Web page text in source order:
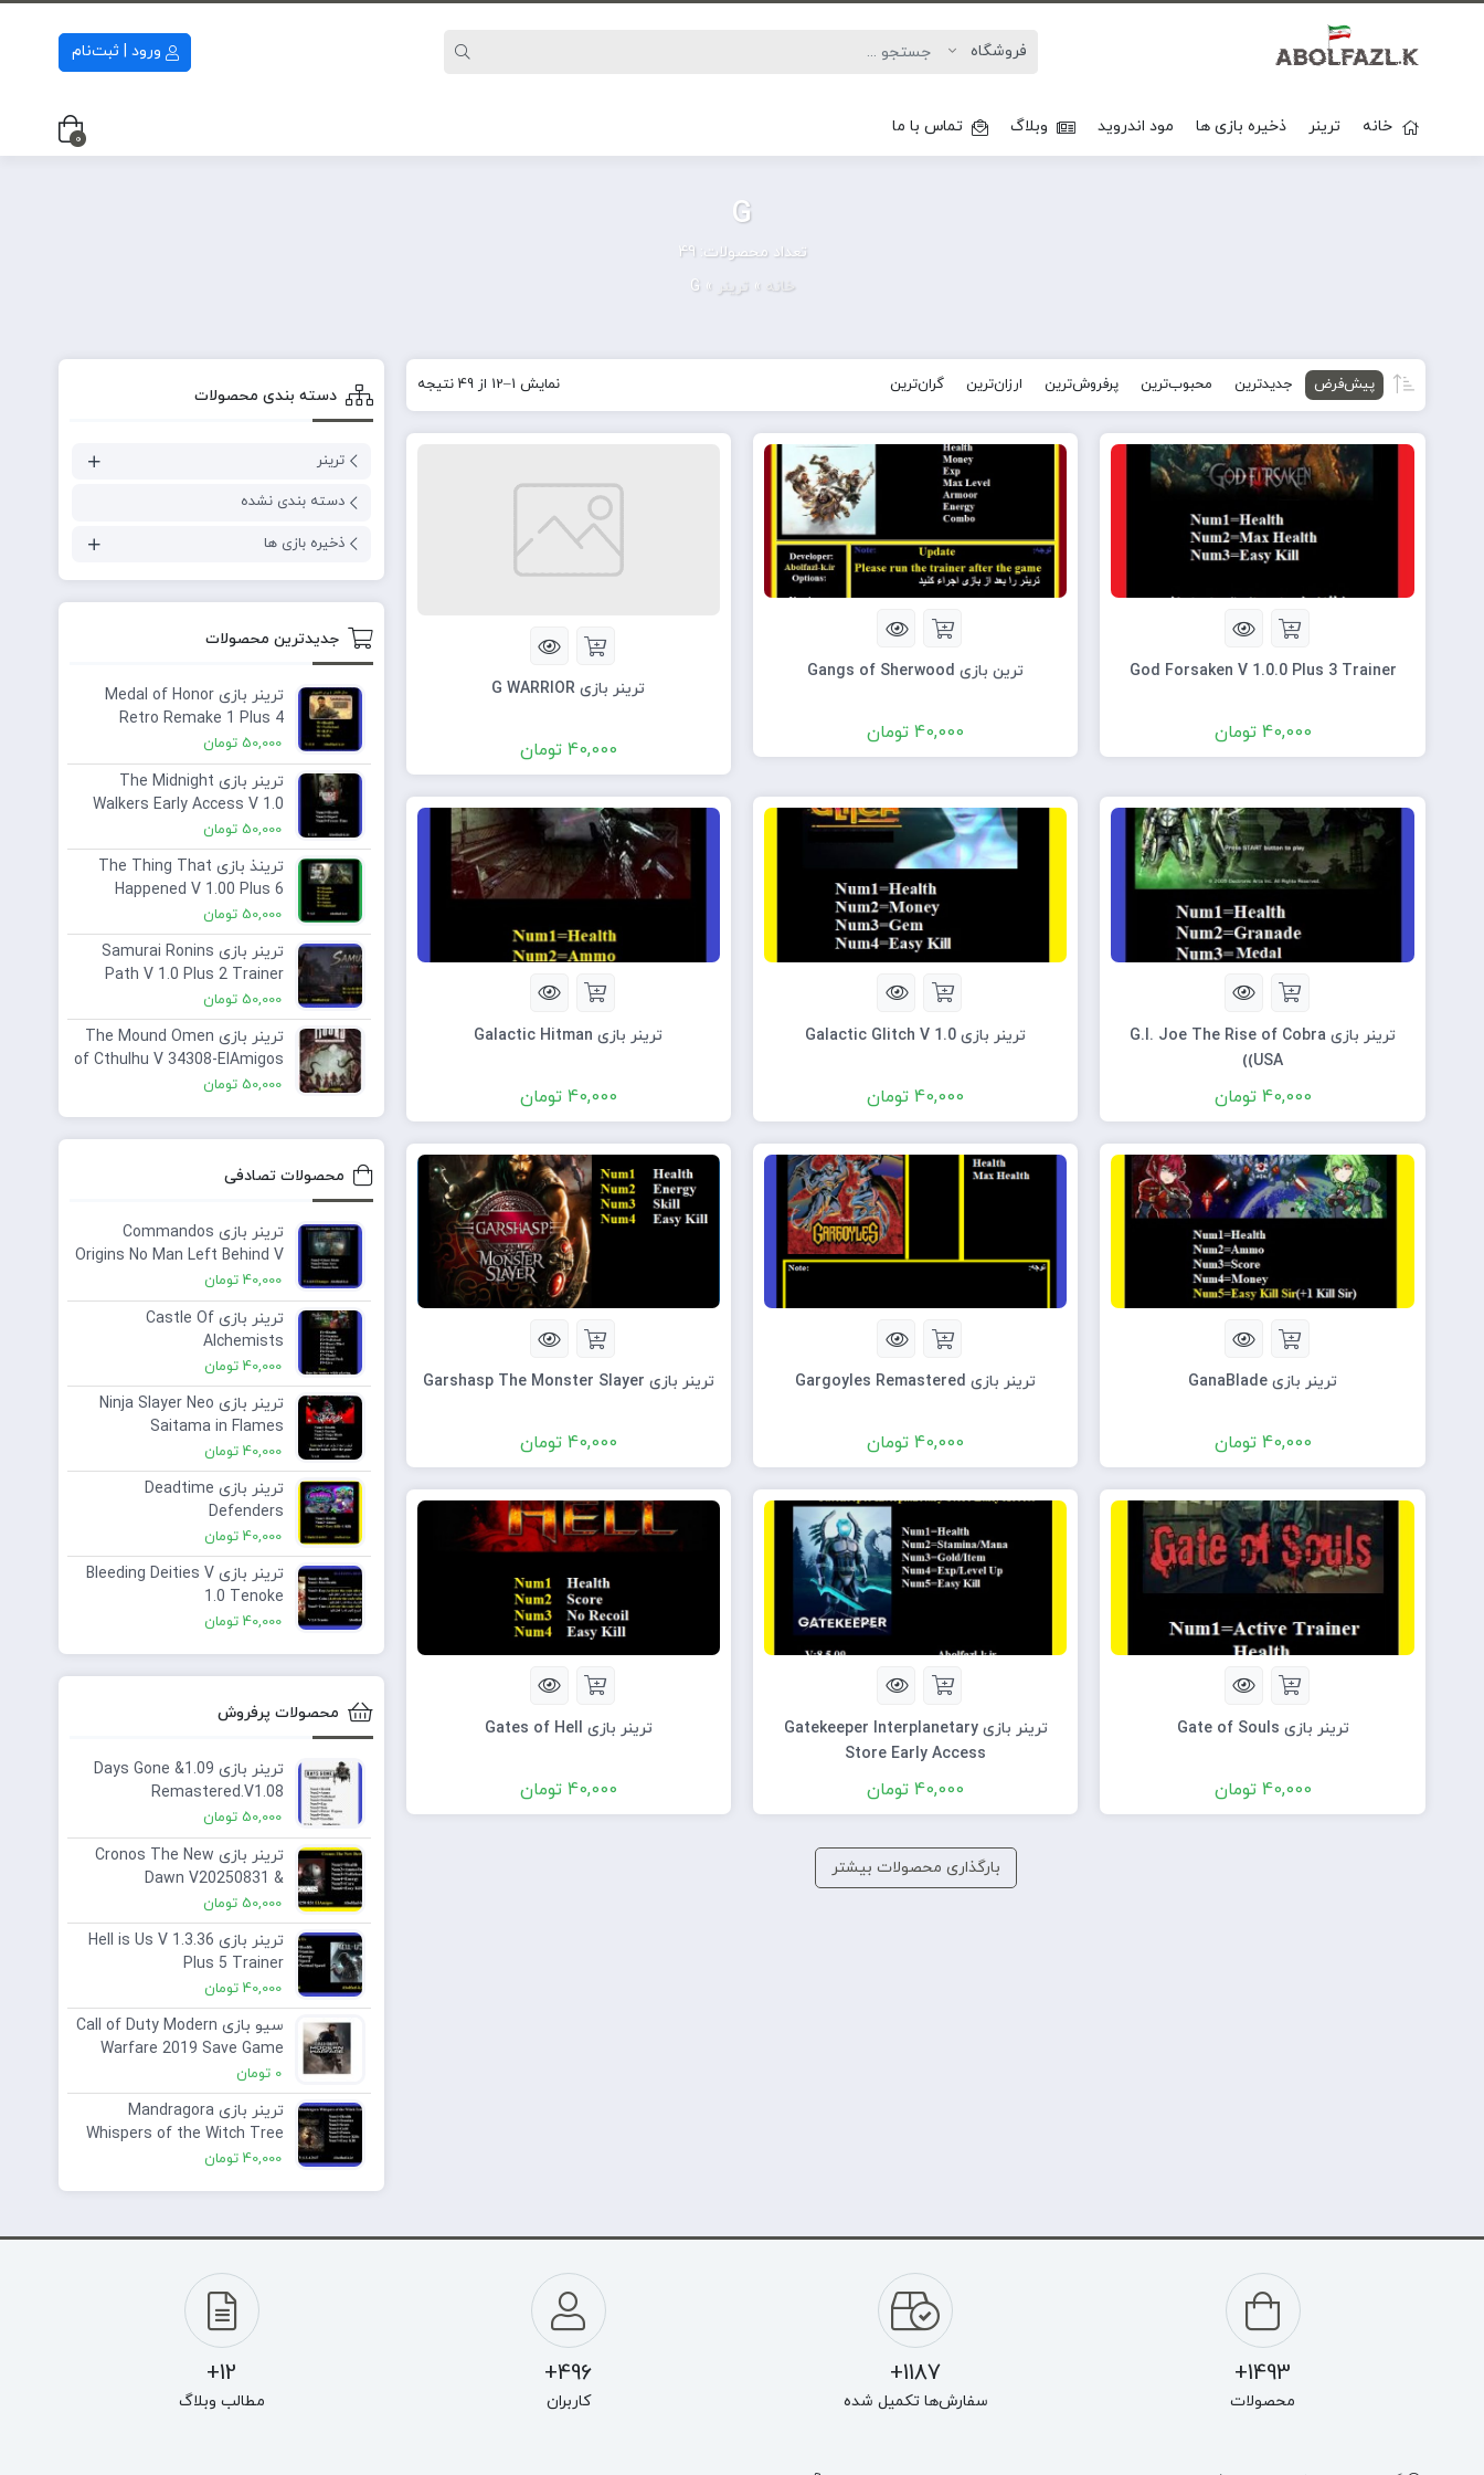
ورود | ثبت‌نام
خانه ترینر ذخیره بازی ها مود اندروید وبلاگ تماس با ما
0
G
تعداد محصولات: 49
خانه »ترینر »
G
پیش‌فرض جدیدترین محبوب‌ترین پرفروش‌ترین ارزان‌ترین گران‌ترین نمایش 1–12 از 49 نتیجه
God Forsaken V 1.0.0 Plus 3 Trainer
40,000 تومان
ترین بازی Gangs of Sherwood
40,000 تومان
ترینر بازی G WARRIOR
40,000 تومان
ترینر بازی G.I. Joe The Rise of Cobra
(USA)
40,000 تومان
ترینر بازی Galactic Glitch V 1.0
40,000 تومان
ترینر بازی Galactic Hitman
40,000 تومان
ترینر بازی GanaBlade
40,000 تومان
ترینر بازی Gargoyles Remastered
40,000 تومان
ترینر بازی Garshasp The Monster Slayer
40,000 تومان
ترینر بازی Gate of Souls
40,000 تومان
ترینر بازی Gatekeeper Interplanetary
Store Early Access
40,000 تومان
ترینر بازی Gates of Hell
40,000 تومان
بارگذاری محصولات بیشتر
دسته‌ بندی محصولات
ترینر
دسته بندی نشده
ذخیره بازی ها
جدیدترین محصولات
ترینر بازی Medal of Honor
Retro Remake 1 Plus 4
Trainer Save Game
50,000 تومان
ترینر بازی The Midnight
Walkers Early Access V 1.0
Plus 3 Trainer
50,000 تومان
ترینذ بازی The Thing That
Happened V 1.00 Plus 6
Trainer
50,000 تومان
ترینر بازی Samurai Ronins
Path V 1.0 Plus 2 Trainer
50,000 تومان
ترینر بازی The Mound Omen
of Cthulhu V 34308-ElAmigos
Plus 2 Trainer
50,000 تومان
محصولات تصادفی
ترینر بازی Commandos
Origins No Man Left Behind V
1.6.0 ElAmigos Plus 3
40,000 تومان
ترینر بازی Castle Of
Alchemists
40,000 تومان
ترینر بازی Ninja Slayer Neo
Saitama in Flames
40,000 تومان
ترینر بازی Deadtime
Defenders
40,000 تومان
ترینر بازی Bleeding Deities V
1.0 Tenoke
40,000 تومان
محصولات پرفروش
ترینر بازی 1.09& Days Gone
Remastered.V1.08
50,000 تومان
ترینر بازی Cronos The New
Dawn V20250831 &
09.09.2025 ElAmigos Plus 6
Trainer
50,000 تومان
ترینر بازی Hell is Us V 1.3.36
Plus 5 Trainer
40,000 تومان
سیو بازی Call of Duty Modern
Warfare 2019 Save Game
0 تومان
ترینر بازی Mandragora
Whispers of the Witch Tree
V 1.2.4.2147 Plus 7 Trainer
40,000 تومان
1493+
محصولات
1187+
سفارش‌ها تکمیل شده
496+
کاربران
12+
مطالب وبلاگ